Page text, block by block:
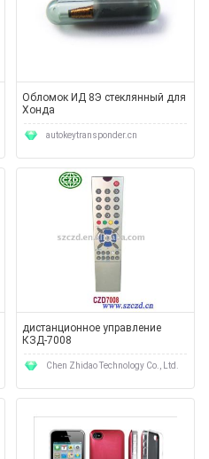
Обломок ИД 8Э стеклянный для
Хонда
autokeytransponder.cn
дистанционное управление
КЗД-7008
Chen Zhidao Technology Co., Ltd.